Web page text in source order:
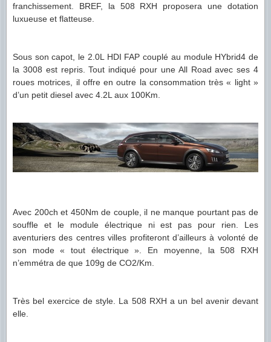
franchissement. BREF, la 508 RXH proposera une dotation
luxueuse et flatteuse.
Sous son capot, le 2.0L HDI FAP couplé au module HYbrid4 de
la 3008 est repris. Tout indiqué pour une All Road avec ses 4
roues motrices, il offre en outre la consommation très « light »
d’un petit diesel avec 4.2L aux 100Km.
Avec 200ch et 450Nm de couple, il ne manque pourtant pas de
souffle et le module électrique ni est pas pour rien. Les
aventuriers des centres villes profiteront d’ailleurs à volonté de
son mode « tout électrique ». En moyenne, la 508 RXH
n’emmétra de que 109g de CO2/Km.
Très bel exercice de style. La 508 RXH a un bel avenir devant
elle.